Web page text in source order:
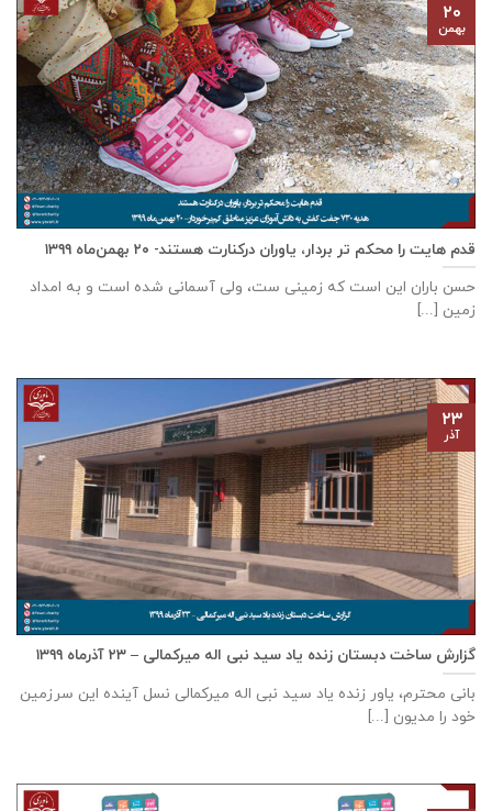
قدم هایت را محکم تر بردار، یاوران درکنارت هستند- ۲۰ بهمن‌ماه ۱۳۹۹
حسن باران این است که زمینی ست، ولی آسمانی شده است و به امداد
زمین [...]
۲۰
بهمن
گزارش ساخت دبستان زنده ياد سيد نبی اله ميركمالی – ۲۳ آذر‌ماه ۱۳۹۹
بانی محترم، یاور زنده ياد سيد نبی اله ميركمالی نسل آینده این سرزمین
خود را مدیون [...]
۲۳
آذر